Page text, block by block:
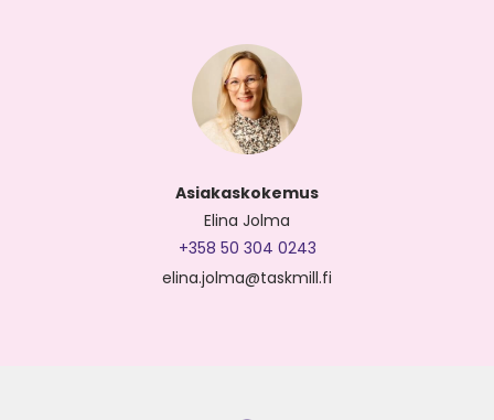
Asiakaskokemus
Elina Jolma
+358 50 304 0243
elina.jolma@taskmill.fi